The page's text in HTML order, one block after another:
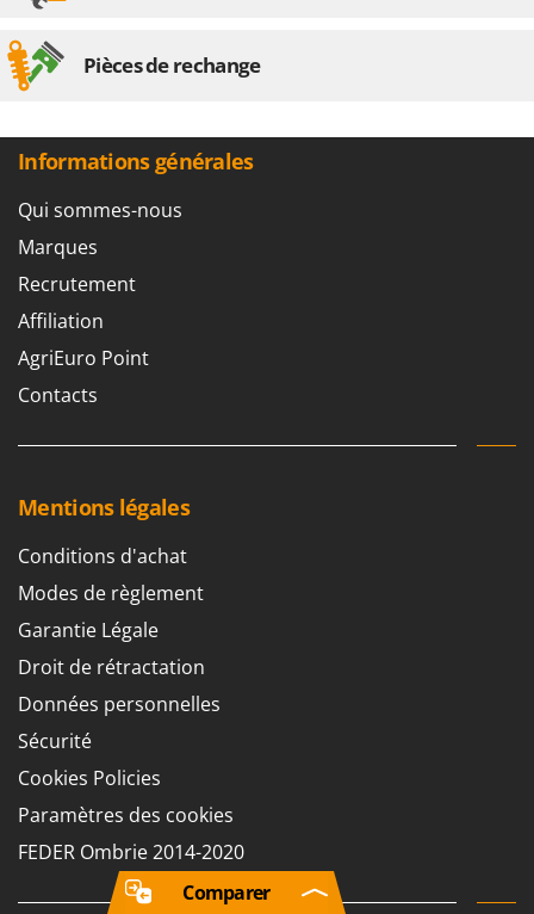
Pièces de rechange
Informations générales
Qui sommes-nous
Marques
Recrutement
Affiliation
AgriEuro Point
Contacts
Mentions légales
Conditions d'achat
Modes de règlement
Garantie Légale
Droit de rétractation
Données personnelles
Sécurité
Cookies Policies
Paramètres des cookies
FEDER Ombrie 2014-2020
Comparer